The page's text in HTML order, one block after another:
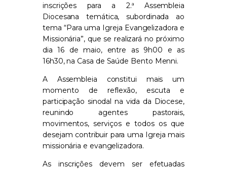
inscrições para a 2.ª Assembleia
Diocesana temática, subordinada ao
tema “Para uma Igreja Evangelizadora e
Missionária”, que se realizará no próximo
dia 16 de maio, entre as 9h00 e as
16h30, na Casa de Saúde Bento Menni.
A Assembleia constitui mais um
momento de reflexão, escuta e
participação sinodal na vida da Diocese,
reunindo agentes pastorais,
movimentos, serviços e todos os que
desejam contribuir para uma Igreja mais
missionária e evangelizadora.
As inscrições devem ser efetuadas